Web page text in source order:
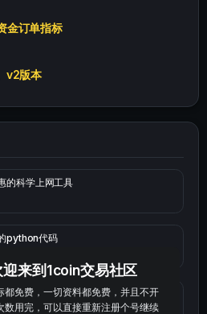
金订单指标
v2版本
的科学上网工具
python代码
化的免费版本
来到1coin交易社区
都免费，一切资料都免费，并且不开
数用完，可以直接重新注册个号继续